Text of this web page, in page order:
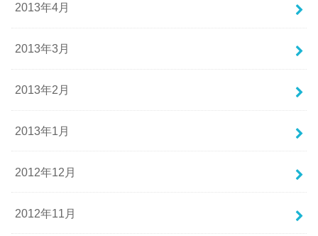
2013年4月
2013年3月
2013年2月
2013年1月
2012年12月
2012年11月